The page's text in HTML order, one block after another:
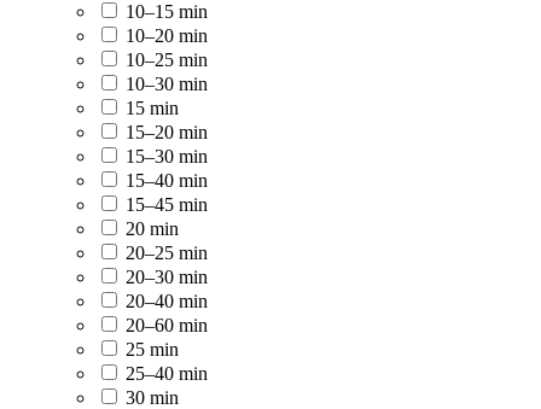
10–15 min
10–20 min
10–25 min
10–30 min
15 min
15–20 min
15–30 min
15–40 min
15–45 min
20 min
20–25 min
20–30 min
20–40 min
20–60 min
25 min
25–40 min
30 min